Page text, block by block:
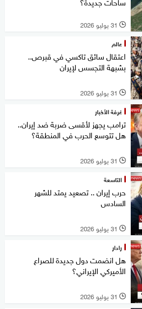
l 31 يوليو 2026
عالم
اعتقال سائق تاكسي في قبرص..
بشبهة التجسس لإيران
l 31 يوليو 2026
غرفة الأخبار
ترامب يجهز لأقسى ضربة ضد إيران..
هل تتوسع الحرب في المنطقة؟
l 31 يوليو 2026
التاسعة
حرب إيران .. تصعيد يمتد للشهر
السادس
l 31 يوليو 2026
رادار
هل انضمت دول جديدة للصراع
الأميركي الإيراني؟
l 31 يوليو 2026